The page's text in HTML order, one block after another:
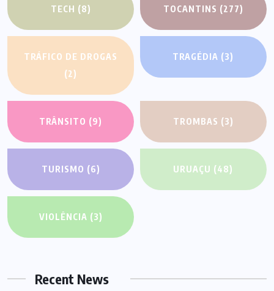
TECH (8) TOCANTINS (277)
TRÁFICO DE DROGAS
(2)
TRAGÉDIA (3)
TRÂNSITO (9) TROMBAS (3)
TURISMO (6) URUAÇU (48)
VIOLÊNCIA (3)
Recent News